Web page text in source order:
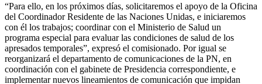
“Para ello, en los próximos días, solicitaremos el apoyo de la Oficina
del Coordinador Residente de las Naciones Unidas, e iniciaremos
con él los trabajos; coordinar con el Ministerio de Salud un
programa especial para evaluar las condiciones de salud de los
apresados temporales”, expresó el comisionado. Por igual se
reorganizará el departamento de comunicaciones de la PN, en
coordinación con el gabinete de Presidencia correspondiente, e
implementar nuevos lineamientos de comunicación que impidan